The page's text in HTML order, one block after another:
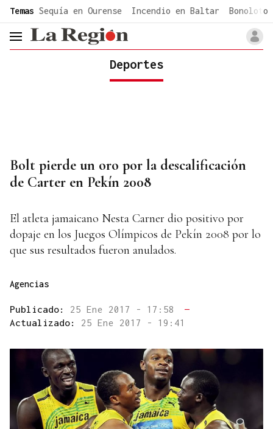
common.go-to-content
Temas Sequía en Ourense Incendio en Baltar Bonoloto
header.menu.open
Deportes
Bolt pierde un oro por la descalificación
de Carter en Pekín 2008
El atleta jamaicano Nesta Carner dio positivo por
dopaje en los Juegos Olímpicos de Pekín 2008 por lo
que sus resultados fueron anulados.
Agencias
Publicado: 25 Ene 2017 - 17:58
—
Actualizado: 25 Ene 2017 - 19:41